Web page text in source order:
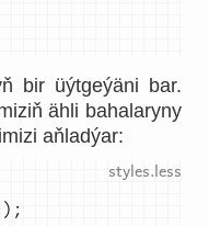
bir üýtgeýäni bar.
ähli bahalaryny
aňladýar: